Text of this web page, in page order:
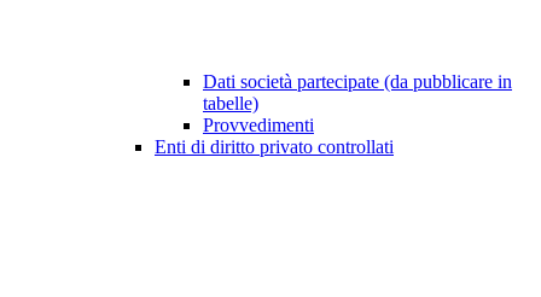
Dati società partecipate (da pubblicare in
tabelle)
Provvedimenti
Enti di diritto privato controllati